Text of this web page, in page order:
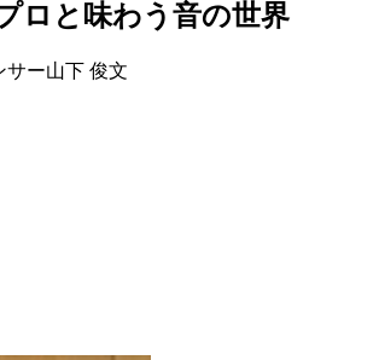
ロと味わう音の世界
ー山下 俊文